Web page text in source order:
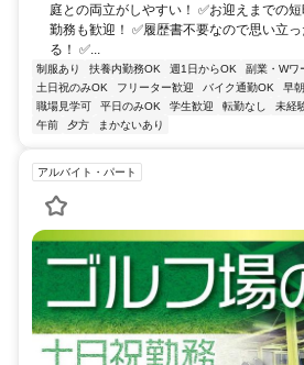
庭との両立がしやすい！ ✅お迎えまでの
勤務も歓迎！ ✅履歴書不要なので思い立
る！ ✅...
制服あり 扶養内勤務OK 週1日からOK 副業・Wワ
土日祝のみOK
フリーター歓迎 バイク通勤OK 早朝
職場見学可
平日のみOK 学生歓迎 転勤なし 未経
午前
夕方 まかないあり
アルバイト・パート